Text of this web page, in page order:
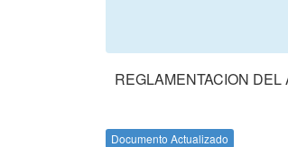
REGLAMENTACION
Documento Actualizado